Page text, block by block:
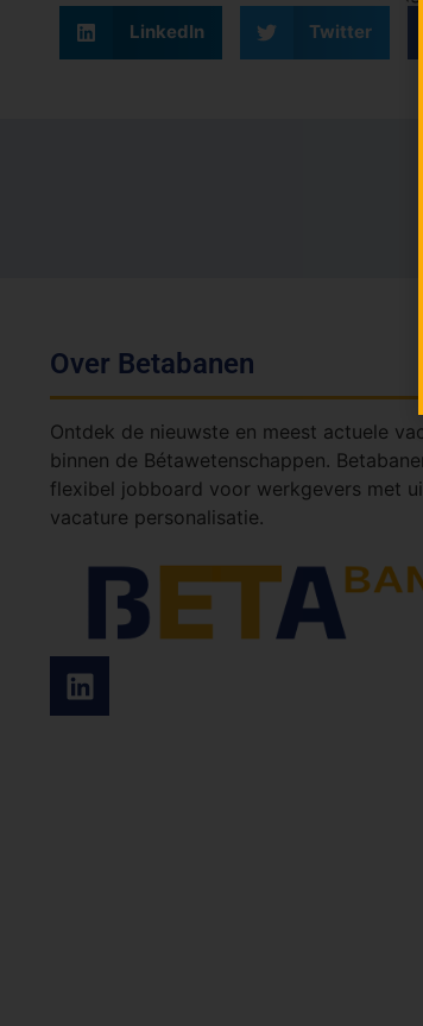
LinkedIn Twitter
Over Betabanen
Ontdek de nieuwste en meest actuele
binnen de Bétawetenschappen.
flexibel jobboard voor werkgevers met
vacature personalisatie.